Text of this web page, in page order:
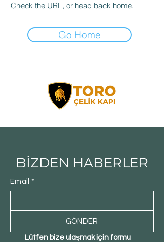
Check the URL, or head back home.
Go Home
BİZDEN HABERLER
Email *
GÖNDER
Lütfen bize ulaşmak için formu